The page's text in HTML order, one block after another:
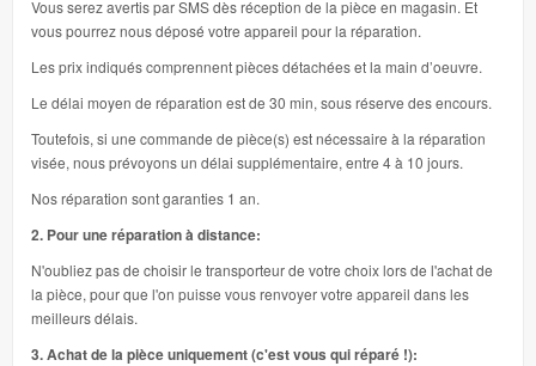
Vous serez avertis par SMS dès réception de la pièce en magasin. Et
vous pourrez nous déposé votre appareil pour la réparation.
Les prix indiqués comprennent pièces détachées et la main d’oeuvre.
Le délai moyen de réparation est de 30 min, sous réserve des encours.
Toutefois, si une commande de pièce(s) est nécessaire à la réparation
visée, nous prévoyons un délai supplémentaire, entre 4 à 10 jours.
Nos réparation sont garanties 1 an.
2. Pour une réparation à distance:
N'oubliez pas de choisir le transporteur de votre choix lors de l'achat de
la pièce, pour que l'on puisse vous renvoyer votre appareil dans les
meilleurs délais.
3. Achat de la pièce uniquement (c'est vous qui réparé !):